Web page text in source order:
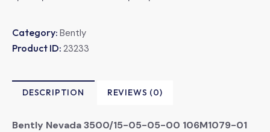
Category: Bently
Product ID: 23233
DESCRIPTION REVIEWS (0)
Bently Nevada 3500/15-05-05-00 106M1079-01